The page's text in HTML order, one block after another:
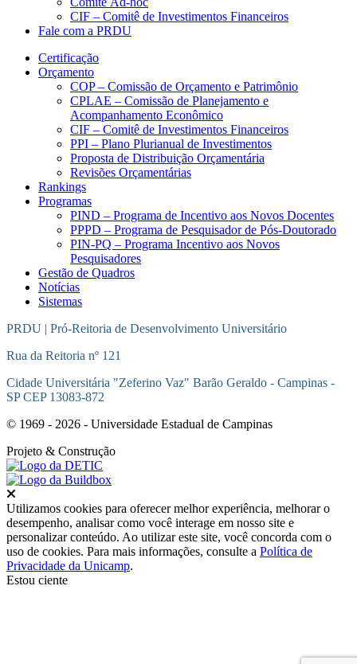
CIF – Comitê de Investimentos Financeiros
Fale com a PRDU
Certificação
Orçamento
COP – Comissão de Orçamento e Patrimônio
CPLAE – Comissão de Planejamento e
Acompanhamento Econômico
CIF – Comitê de Investimentos Financeiros
PPI – Plano Plurianual de Investimentos
Proposta de Distribuição Orçamentária
Revisões Orçamentárias
Rankings
Programas
PIND – Programa de Incentivo aos Novos Docentes
PPPD – Programa de Pesquisador de Pós-Doutorado
PIN-PQ – Programa Incentivo aos Novos
Pesquisadores
Gestão de Quadros
Notícias
Sistemas
PRDU | Pró-Reitoria de Desenvolvimento Universitário
Rua da Reitoria nº 121
Cidade Universitária "Zeferino Vaz" Barão Geraldo - Campinas -
SP CEP 13083-872
© 1969 - 2026 - Universidade Estadual de Campinas
Projeto & Construção
Utilizamos cookies para oferecer melhor experiência, melhorar o
desempenho, analisar como você interage em nosso site e
personalizar conteúdo. Ao utilizar este site, você concorda com o
uso de cookies. Para mais informações, consulte a Política de
Privacidade da Unicamp.
Estou ciente